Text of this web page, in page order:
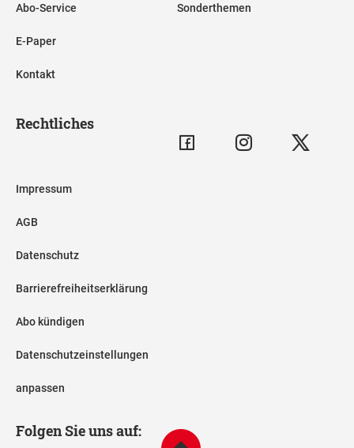
Abo-Service
E-Paper
Kontakt
Sonderthemen
Rechtliches
Impressum
AGB
Datenschutz
Barrierefreiheitserklärung
Abo kündigen
Datenschutzeinstellungen
anpassen
Folgen Sie uns auf: